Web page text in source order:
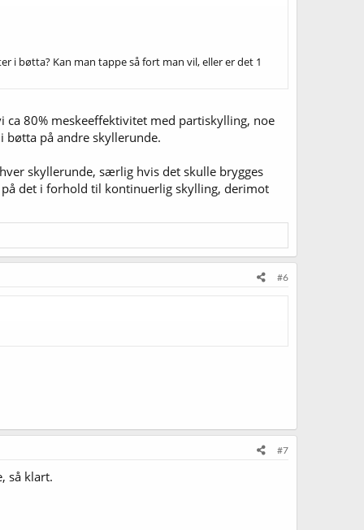
i bøtta? Kan man tappe så fort man vil, eller er det 1
ca 80% meskeeffektivitet med partiskylling, noe
bøtta på andre skyllerunde.
skyllerunde, særlig hvis det skulle brygges
på det i forhold til kontinuerlig skylling, derimot
#6
#7
så klart.